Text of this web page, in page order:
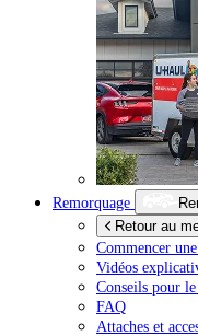
Remorquage
Retour au
Commencer
Vidéos
Conseils pour
FAQ
Attaches et